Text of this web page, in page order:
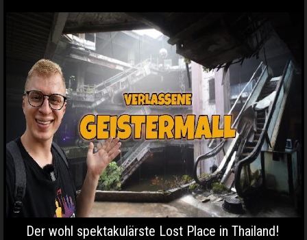
Der wohl spektakulärste Lost Place in Thailand!